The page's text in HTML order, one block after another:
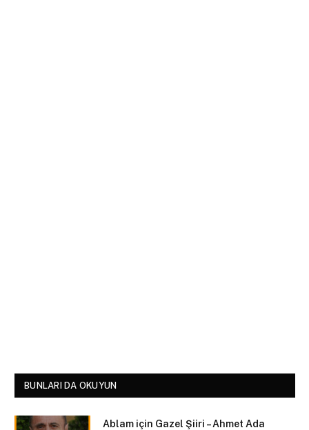
BUNLARI DA OKUYUN
Ablam için Gazel Şiiri – Ahmet Ada